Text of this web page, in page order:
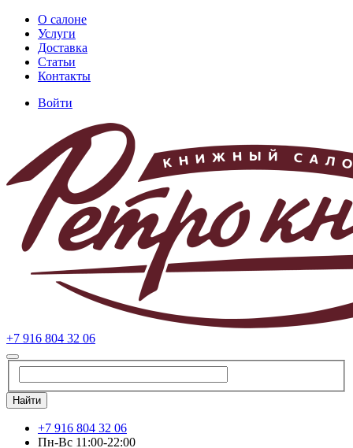
Перейти
основному
содержанию
Основная
навигация
О салоне
Услуги
Доставка
Статьи
Контакты
учётной
записи
пользователя
Войти
+7 916 804 32 06
Найти
+7 916 804 32 06
Пн-Вс 11:00-22:00